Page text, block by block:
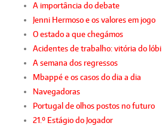
A importância do debate
Jenni Hermoso e os valores em jogo
O estado a que chegámos
Acidentes de trabalho: vitória do lóbi
A semana dos regressos
Mbappé e os casos do dia a dia
Navegadoras
Portugal de olhos postos no futuro
21.º Estágio do Jogador